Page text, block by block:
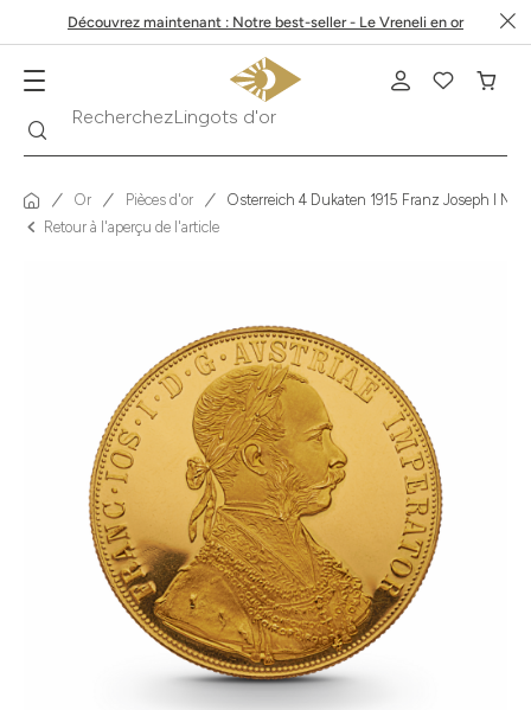
Découvrez maintenant : Notre best-seller - Le Vreneli en or
RechercheRecherchez
Or Pièces d'or
Österreich 4 Dukaten 1915 Franz Joseph I NP
Retour à l'aperçu de l'article